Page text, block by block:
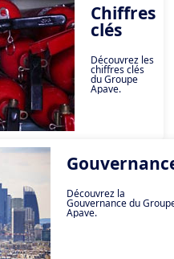
de tout progrès :
sans sécurité, pas
techniques,
humains,
environnementaux,
Chiffres
clés
Découvrez les
chiffres clés
du Groupe
Apave.
Découvrez la
Gouvernance du
Apave.